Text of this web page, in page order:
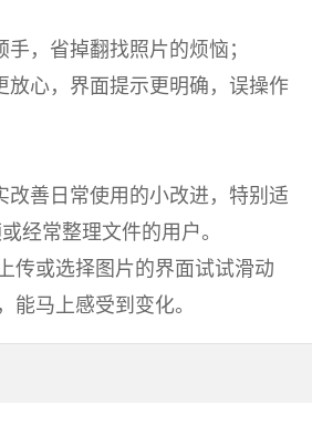
，省掉翻找照片的烦恼；
放心，界面提示更明确，误操作
改善日常使用的小改进，特别适
经常整理文件的用户。
传或选择图片的界面试试滑动
能马上感受到变化。